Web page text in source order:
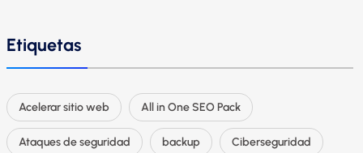
Etiquetas
Acelerar sitio web All in One SEO Pack
Ataques de seguridad backup Ciberseguridad